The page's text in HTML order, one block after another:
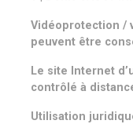
Vidéoprotection /
peuvent être
Le site Internet
contrôlé à
Utilisation